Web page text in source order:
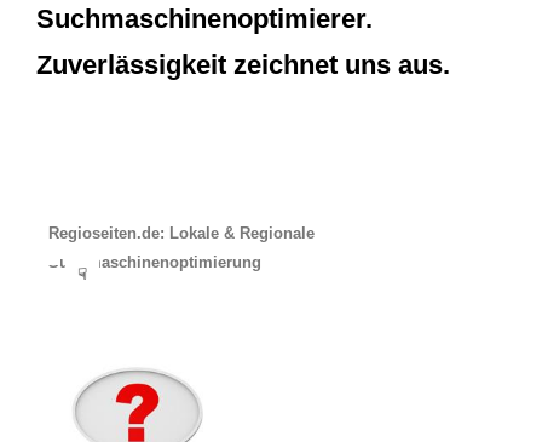
Suchmaschinenoptimierer.
Zuverlässigkeit zeichnet uns aus.
Regioseiten.de: Lokale & Regionale
Suchmaschinenoptimierung
☟